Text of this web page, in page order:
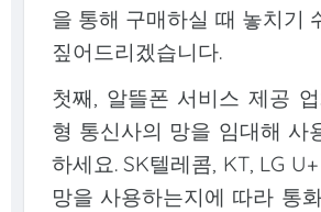
을 통해 구매하실 때 놓치기
짚어드리겠습니다.
첫째, 알뜰폰 서비스 제공
형 통신사의 망을 임대해 사
하세요. SK텔레콤, KT, LG
망을 사용하는지에 따라 통